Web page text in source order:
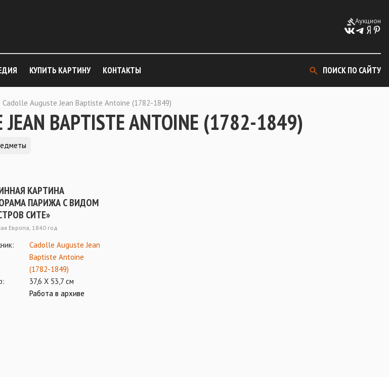
Аукцион
КУПИТЬ КАРТИНУ КОНТАКТЫ ПОИСК ПО САЙТУ
Cadolle Auguste Jean Baptiste Antoine (1782-1849)
JEAN BAPTISTE ANTOINE (1782-1849)
КАРТИНА
ПАРИЖА С ВИДОМ
СИТЕ»
Европа, 1840 год
Cadolle Auguste Jean
Baptiste Antoine
(1782-1849)
37,6 Х 53,7 см
Работа в архиве